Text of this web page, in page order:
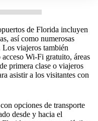
de Florida incluyen
así como numerosas
Los viajeros también
Wi-Fi gratuito, áreas
primera clase o viajeros
asistir a los visitantes con
opciones de transporte
desde y hacia el